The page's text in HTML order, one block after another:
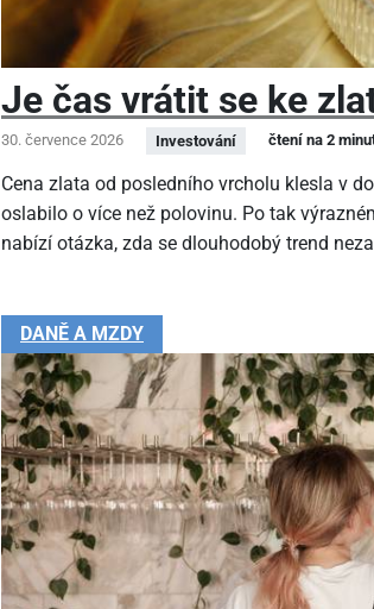
Je čas vrátit se ke
30. července 2026 Investování čtení na 2
Cena zlata od posledního vrcholu klesla v
oslabilo o více než polovinu. Po tak
nabízí otázka, zda se dlouhodobý trend
DANĚ A MZDY